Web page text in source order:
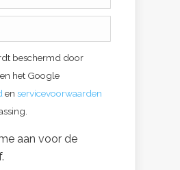
beschermd door
het Google
en servicevoorwaarden
aan voor de